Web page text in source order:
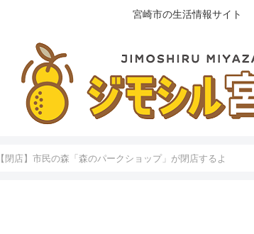
宮崎市の生活情報サイト
【閉店】市民の森「森のパークショップ」が閉店するよ